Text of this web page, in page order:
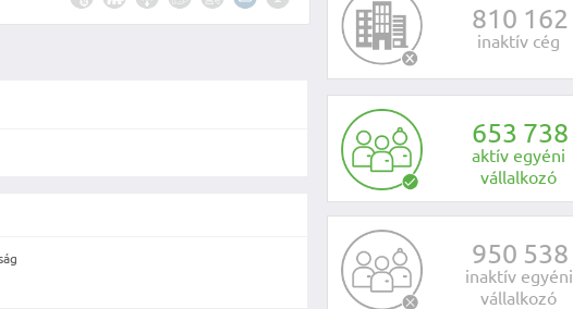
810 162
inaktív cég
653 738
aktív egyéni
vállalkozó
950 538
inaktív egyéni
vállalkozó